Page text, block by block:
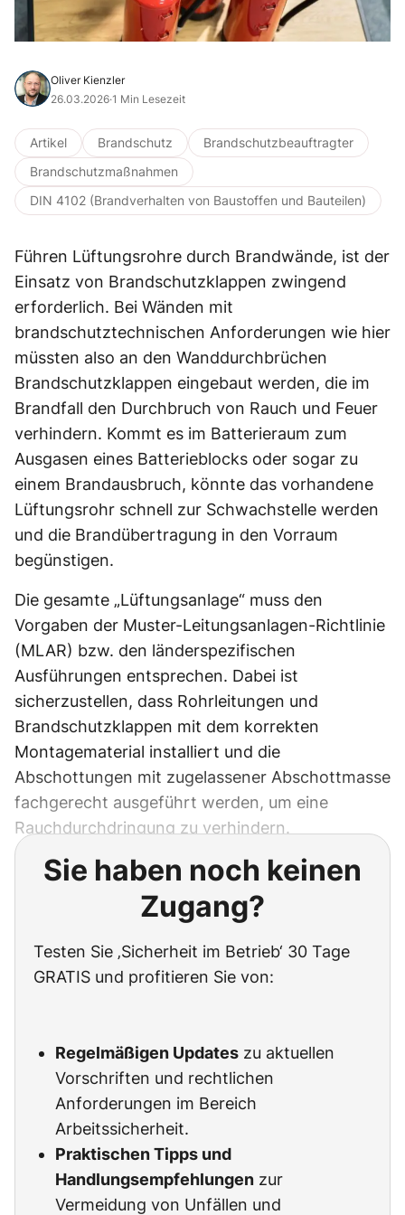
Oliver Kienzler
26.03.2026·1 Min Lesezeit
Artikel Brandschutz
Brandschutzbeauftragter
Brandschutzmaßnahmen
DIN 4102 (Brandverhalten von Baustoffen und Bauteilen)
Führen Lüftungsrohre durch Brandwände, ist der
Einsatz von Brandschutzklappen zwingend
erforderlich. Bei Wänden mit
brandschutztechnischen Anforderungen wie hier
müssten also an den Wanddurchbrüchen
Brandschutzklappen eingebaut werden, die im
Brandfall den Durchbruch von Rauch und Feuer
verhindern. Kommt es im Batterieraum zum
Ausgasen eines Batterieblocks oder sogar zu
einem Brandausbruch, könnte das vorhandene
Lüftungsrohr schnell zur Schwachstelle werden
und die Brandübertragung in den Vorraum
begünstigen.
Die gesamte „Lüftungsanlage“ muss den
Vorgaben der Muster-Leitungsanlagen-Richtlinie
(MLAR) bzw. den länderspezifischen
Ausführungen entsprechen. Dabei ist
sicherzustellen, dass Rohrleitungen und
Brandschutzklappen mit dem korrekten
Montagematerial installiert und die
Abschottungen mit zugelassener Abschottmasse
fachgerecht ausgeführt werden, um eine
Rauchdurchdringung zu verhindern.
Sie haben noch keinen
Zugang?
Testen Sie ‚Sicherheit im Betrieb‘ 30 Tage
GRATIS und profitieren Sie von:
Regelmäßigen Updates zu aktuellen
Vorschriften und rechtlichen
Anforderungen im Bereich
Arbeitssicherheit.
Praktischen Tipps und
Handlungsempfehlungen zur
Vermeidung von Unfällen und